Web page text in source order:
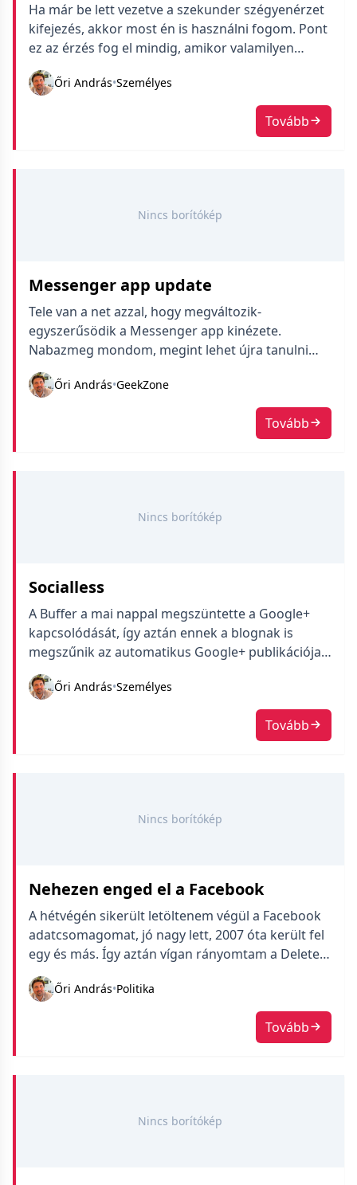
Ha már be lett vezetve a szekunder szégyenérzet
kifejezés, akkor most én is használni fogom. Pont
ez az érzés fog el mindig, amikor valamilyen
eseménnyel kapcsolatban az emberek beállítják
az aktuális keretet a Facebook profilképükre. Ma
mindenki egy kis Ukrán zászlócskát nyomtat rá a
fejére, macskás profilképére vagy bármire, amit
Őri András•Személyes
Tovább
Nincs borítókép
Messenger app update
Tele van a net azzal, hogy megváltozik-
egyszerűsödik a Messenger app kinézete.
Nabazmeg mondom, megint lehet újra tanulni
valamit, hát rányomtam a cikkre, hogy lássam
mivel fog hívogatni a fél család, hogy ott volt, de
eltűnt, csináljam vissza. Szóval nézem az appot,
Őri András•GeekZone
Tovább
Nincs borítókép
Socialless
A Buffer a mai nappal megszüntette a Google+
kapcsolódását, így aztán ennek a blognak is
megszűnik az automatikus Google+ publikációja.
Én nagyon sajnálom, mert szerettem a Google+
koncepcióját, szerintem méltatlanul elhanyagolt
platform. Volt. Mert hát pár hónapon belül végleg
megszűnik, kár érte. Vicces, hogy ezért sírok,
Őri András•Személyes
Tovább
Nincs borítókép
Nehezen enged el a Facebook
A hétvégén sikerült letöltenem végül a Facebook
adatcsomagomat, jó nagy lett, 2007 óta került fel
egy és más. Így aztán vígan rányomtam a Delete
Account gombra, ami – milyen meglepő – nem
törli még 30 napig a fiókot csak pending
státuszba teszi. A sztorihoz tartozik, hogy azóta
extra mennyiségű levelet kapok a Faceboktól,
Őri András•Politika
Tovább
Nincs borítókép